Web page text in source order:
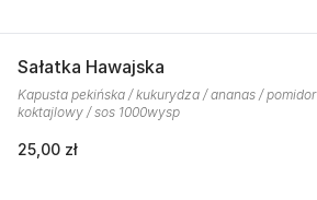
Sałatka Hawajska
Kapusta pekińska / kukurydza / ananas / pomidor
koktajlowy / sos 1000wysp
25,00 zł